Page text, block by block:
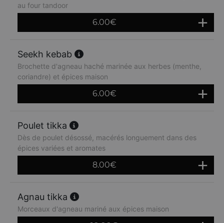
au four tandoor
6.00€
Seekh kebab
Brochette d'agneau haché marinée aux herbes (menthe,
coriandre) et épices maison
6.00€
Poulet tikka
Dès de poulet désossé, macérés longuement dans des
épices variées et aromates
8.00€
Agnau tikka
Morceaux d'agneau mariné aux épices maison